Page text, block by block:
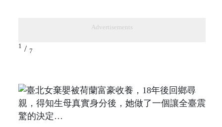
Advertisements
1 / 7